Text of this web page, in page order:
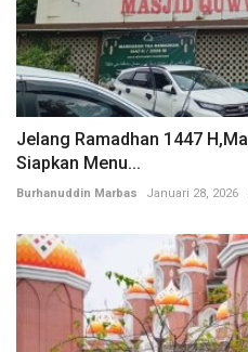
Jelang Ramadhan 1447
Siapkan Menu...
Burhanuddin Marbas Januari 28, 2026